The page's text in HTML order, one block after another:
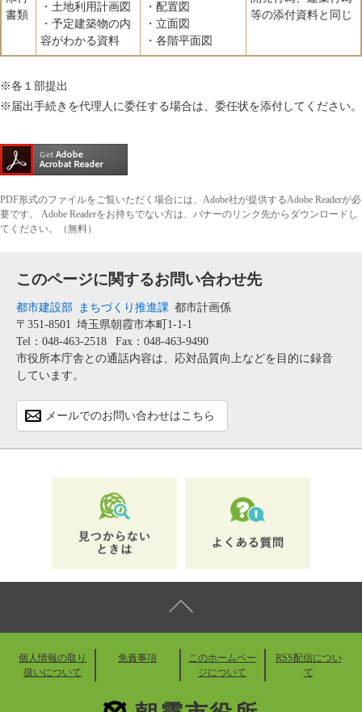
書類
・土地利用計画図
・予定建築物の内
容がわかる資料
・配置図
・立面図
・各階平面図
等の添付資料と同じ
※各１部提出
※届出手続きを代理人に委任する場合は、委任状を添付してください。
PDF形式のファイルをご覧いただく場合には、Adobe社が提供するAdobe Readerが必
要です。
Adobe Readerをお持ちでない方は、バナーのリンク先からダウンロードし
てください。（無料）
このページに関するお問い合わせ先
都市建設部 まちづくり推進課 都市計画係
〒351-8501 埼玉県朝霞市本町1-1-1
Tel：048-463-2518
Fax：048-463-9490
市役所本庁舎との通話内容は、応対品質向上などを目的に録音
しています。
メールでのお問い合わせはこちら
個人情報の取り
扱いについて
免責事項
このホームペー
ジについて
RSS配信につい
て